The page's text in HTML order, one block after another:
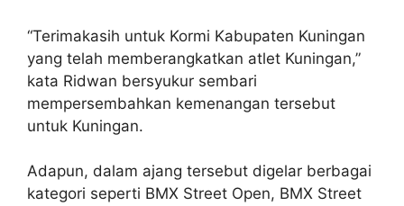
“Terimakasih untuk Kormi Kabupaten Kuningan
yang telah memberangkatkan atlet Kuningan,”
kata Ridwan bersyukur sembari
mempersembahkan kemenangan tersebut
untuk Kuningan.
Adapun, dalam ajang tersebut digelar berbagai
kategori seperti BMX Street Open, BMX Street